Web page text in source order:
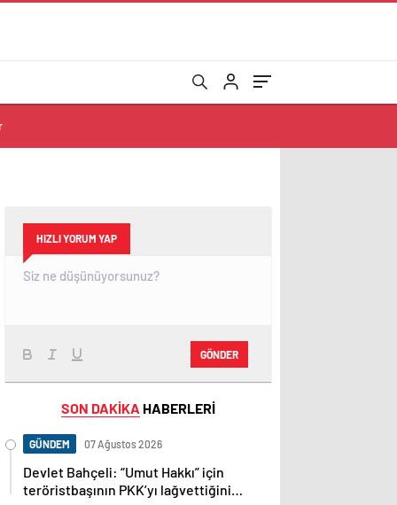
HIZLI YORUM YAP
GÖNDER
SON DAKİKA HABERLERİ
GÜNDEM 07 Ağustos 2026
Devlet Bahçeli: “Umut Hakkı” için
teröristbaşının PKK’yı lağvettiğini